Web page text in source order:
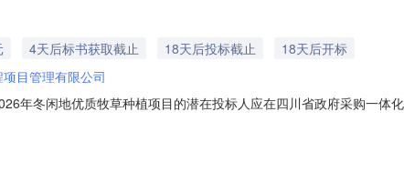
4天后标书获取截止 18天后投标截止
18天后开标
目管理有限公司
年冬闲地优质牧草种植项目的潜在投标人应在四川省政府采购一体
目采购方式：公开招标预算金额：7,000,000.00元采购需求：详见